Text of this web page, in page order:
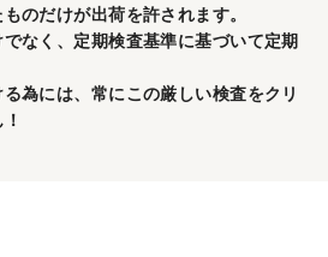
のだけが出荷を許されます。
なく、定期検査基準に基づいて定期
為には、常にこの厳しい検査をクリ